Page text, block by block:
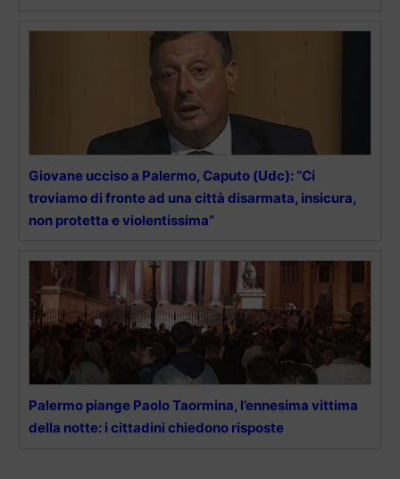
Giovane ucciso a Palermo, Caputo (Udc): “Ci
troviamo di fronte ad una città disarmata, insicura,
non protetta e violentissima”
Palermo piange Paolo Taormina, l’ennesima vittima
della notte: i cittadini chiedono risposte